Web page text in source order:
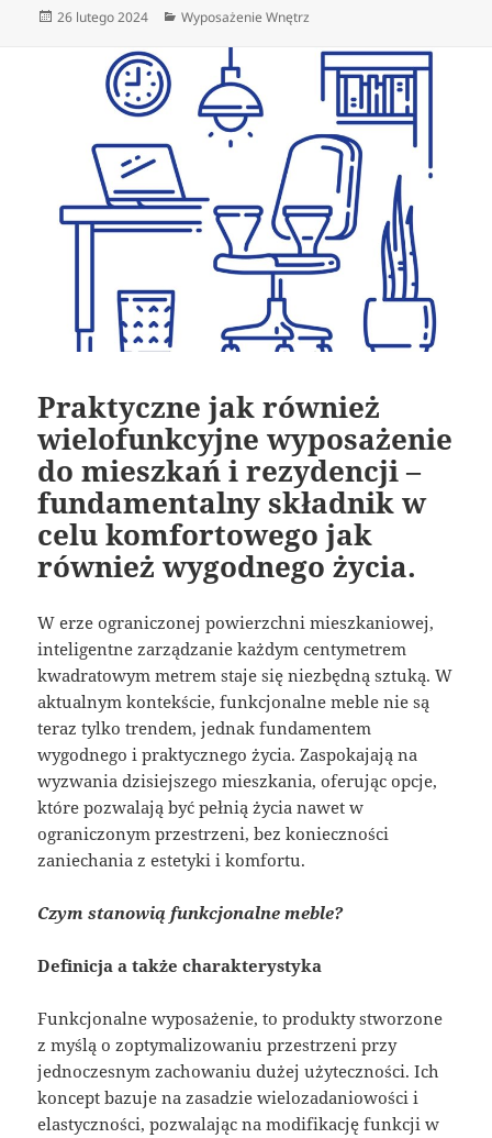
Data
26 lutego 2024 Kategorie
Wyposażenie Wnętrz
Praktyczne jak również
wielofunkcyjne wyposażenie
do mieszkań i rezydencji –
fundamentalny składnik w
celu komfortowego jak
również wygodnego życia.
W erze ograniczonej powierzchni mieszkaniowej,
inteligentne zarządzanie każdym centymetrem
kwadratowym metrem staje się niezbędną sztuką. W
aktualnym kontekście, funkcjonalne meble nie są
teraz tylko trendem, jednak fundamentem
wygodnego i praktycznego życia. Zaspokajają na
wyzwania dzisiejszego mieszkania, oferując opcje,
które pozwalają być pełnią życia nawet w
ograniczonym przestrzeni, bez konieczności
zaniechania z estetyki i komfortu.
Czym stanowią funkcjonalne meble?
Definicja a także charakterystyka
Funkcjonalne wyposażenie, to produkty stworzone
z myślą o zoptymalizowaniu przestrzeni przy
jednoczesnym zachowaniu dużej użyteczności. Ich
koncept bazuje na zasadzie wielozadaniowości i
elastyczności, pozwalając na modifikację funkcji w